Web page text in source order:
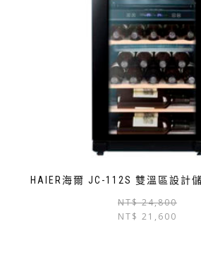
HAIER海爾 JC-112S 雙溫區設計
NT$24,800
NT$ 21,600